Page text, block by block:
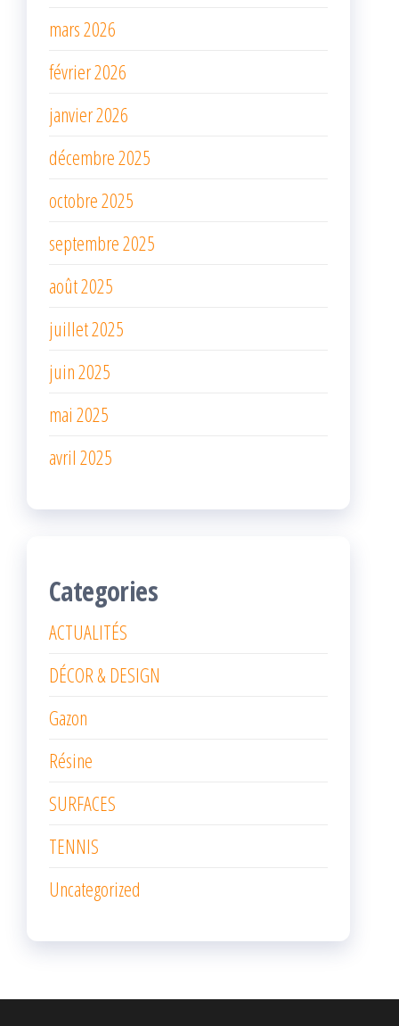
mars 2026
février 2026
janvier 2026
décembre 2025
octobre 2025
septembre 2025
août 2025
juillet 2025
juin 2025
mai 2025
avril 2025
Categories
ACTUALITÉS
DÉCOR & DESIGN
Gazon
Résine
SURFACES
TENNIS
Uncategorized